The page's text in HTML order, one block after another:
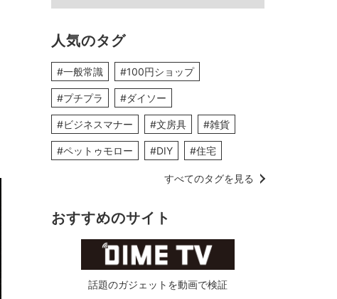
人気のタグ
#一般常識 #100円ショップ
#プチプラ #ダイソー
#ビジネスマナー #文房具 #雑貨
#ペットゥモロー #DIY #住宅
すべてのタグを見る
おすすめのサイト
話題のガジェットを動画で検証